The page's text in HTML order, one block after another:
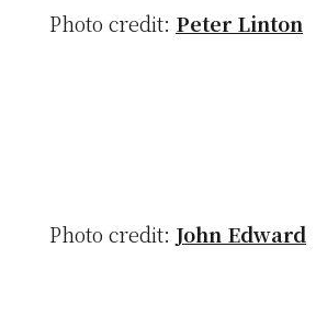
Photo credit: Peter Linton
Photo credit: John Edward